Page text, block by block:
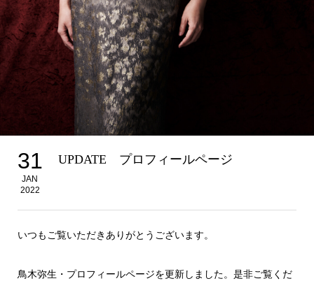
31
JAN
2022
UPDATE プロフィールページ
いつもご覧いただきありがとうございます。
鳥木弥生・プロフィールページを更新しました。是非ご覧くだ